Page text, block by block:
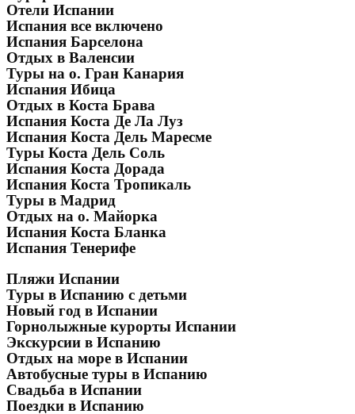
Отели Испании
Испания все включено
Испания Барселона
Отдых в Валенсии
Туры на о. Гран Канария
Испания Ибица
Отдых в Коста Брава
Испания Коста Де Ла Луз
Испания Коста Дель Маресме
Туры Коста Дель Соль
Испания Коста Дорада
Испания Коста Тропикаль
Туры в Мадрид
Отдых на о. Майорка
Испания Коста Бланка
Испания Тенерифе
Пляжи Испании
Туры в Испанию с детьми
Новый год в Испании
Горнолыжные курорты Испании
Экскурсии в Испанию
Отдых на море в Испании
Автобусные туры в Испанию
Свадьба в Испании
Поездки в Испанию